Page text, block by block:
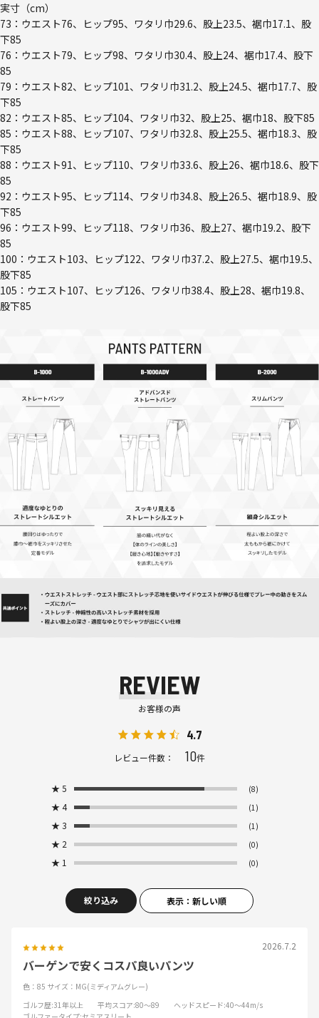
実寸（cm）
73：ウエスト76、ヒップ95、ワタリ巾29.6、股上23.5、裾巾17.1、股
下85
76：ウエスト79、ヒップ98、ワタリ巾30.4、股上24、裾巾17.4、股下
85
79：ウエスト82、ヒップ101、ワタリ巾31.2、股上24.5、裾巾17.7、股
下85
82：ウエスト85、ヒップ104、ワタリ巾32、股上25、裾巾18、股下85
85：ウエスト88、ヒップ107、ワタリ巾32.8、股上25.5、裾巾18.3、股
下85
88：ウエスト91、ヒップ110、ワタリ巾33.6、股上26、裾巾18.6、股下
85
92：ウエスト95、ヒップ114、ワタリ巾34.8、股上26.5、裾巾18.9、股
下85
96：ウエスト99、ヒップ118、ワタリ巾36、股上27、裾巾19.2、股下
85
100：ウエスト103、ヒップ122、ワタリ巾37.2、股上27.5、裾巾19.5、
股下85
105：ウエスト107、ヒップ126、ワタリ巾38.4、股上28、裾巾19.8、
股下85
REVIEW
お客様の声
4.7
レビュー件数： 10件
★ 5 (8)
★ 4 (1)
★ 3 (1)
★ 2 (0)
★ 1 (0)
絞り込み 表示：新しい順
2026.7.2
バーゲンで安くコスパ良いパンツ
色：85 サイズ：MG(ミディアムグレー)
ゴルフ歴:31年以上 平均スコア:80～89 ヘッドスピード:40～44m/s